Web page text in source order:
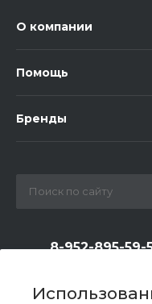
О компании
Помощь
Бренды
8-952-895-59-